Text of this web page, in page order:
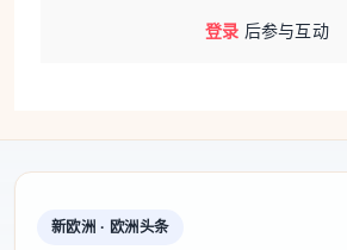
登录 后参与互动
新欧洲 · 欧洲头条